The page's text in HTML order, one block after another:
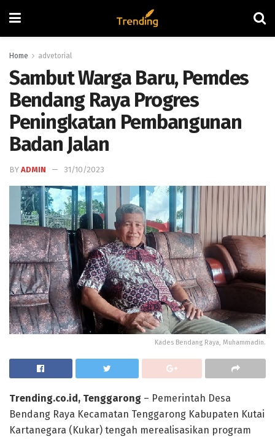
Home advetorial
Sambut Warga Baru, Pemdes
Bendang Raya Progres
Peningkatan Pembangunan
Badan Jalan
BY ADMIN 31/10/2023
Kades Bendang Raya, Muhammadin.
Trending.co.id, Tenggarong – Pemerintah Desa
Bendang Raya Kecamatan Tenggarong Kabupaten Kutai
Kartanegara (Kukar) tengah merealisasikan program